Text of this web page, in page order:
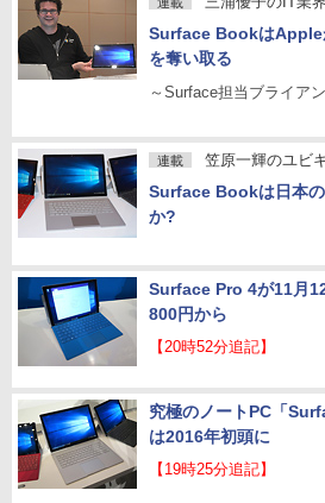
Surface BookはApple
を奪い取る
～Surface担当ブライア
連載 笠原一輝のユビ
Surface Bookは日本
か?
Surface Pro 4が11月
800円から
【20時52分追記】
究極のノートPC「
は2016年初頭に
【19時25分追記】